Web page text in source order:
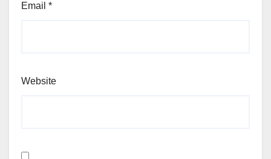
Email *
Website